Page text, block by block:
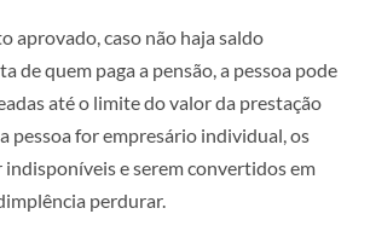
aprovado, caso não haja saldo
de quem paga a pensão, a pessoa pode
até o limite do valor da prestação
pessoa for empresário individual, os
indisponíveis e serem convertidos em
perdurar.